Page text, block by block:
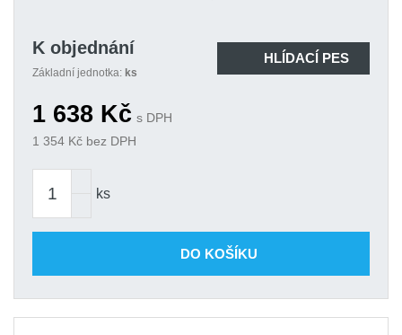
K objednání
Základní jednotka: ks
HLÍDACÍ PES
1 638 Kč s DPH
1 354 Kč bez DPH
ks
DO KOŠÍKU